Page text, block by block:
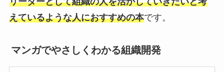
えているような人におすすめの本です。
マンガでやさしくわかる組織開発